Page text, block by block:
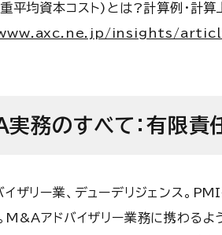
平均資本コスト)とは?計算例・計算
insights/
務のすべて：有限責
ザリー業、デューデリジェンス。
M&Aアドバイザリー業務に携わる